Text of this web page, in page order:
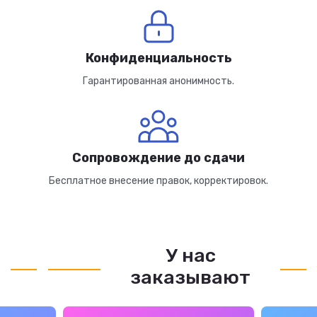
Конфиденциальность
Гарантированная анонимность.
Сопровождение до сдачи
Бесплатное внесение правок, корректировок.
У нас
заказывают